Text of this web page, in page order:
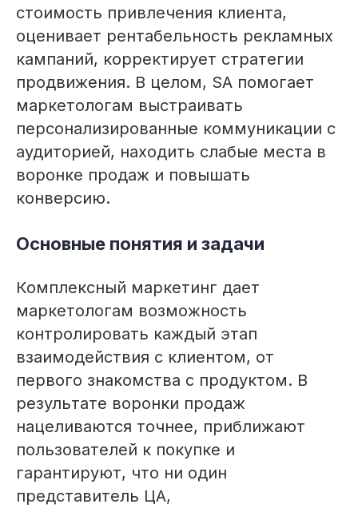
стоимость привлечения клиента,
оценивает рентабельность рекламных
кампаний, корректирует стратегии
продвижения. В целом, SA помогает
маркетологам выстраивать
персонализированные коммуникации с
аудиторией, находить слабые места в
воронке продаж и повышать
конверсию.
Основные понятия и задачи
Комплексный маркетинг дает
маркетологам возможность
контролировать каждый этап
взаимодействия с клиентом, от
первого знакомства с продуктом. В
результате воронки продаж
нацеливаются точнее, приближают
пользователей к покупке и
гарантируют, что ни один
представитель ЦА,